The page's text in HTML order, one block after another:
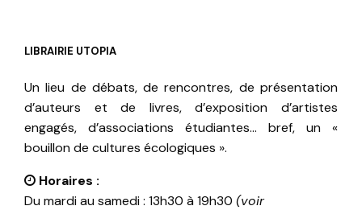
LIBRAIRIE UTOPIA
Un lieu de débats, de rencontres, de présentation
d’auteurs et de livres, d’exposition d’artistes
engagés, d’associations étudiantes… bref, un «
bouillon de cultures écologiques ».
Horaires :
Du mardi au samedi : 13h30 à 19h30 (voir